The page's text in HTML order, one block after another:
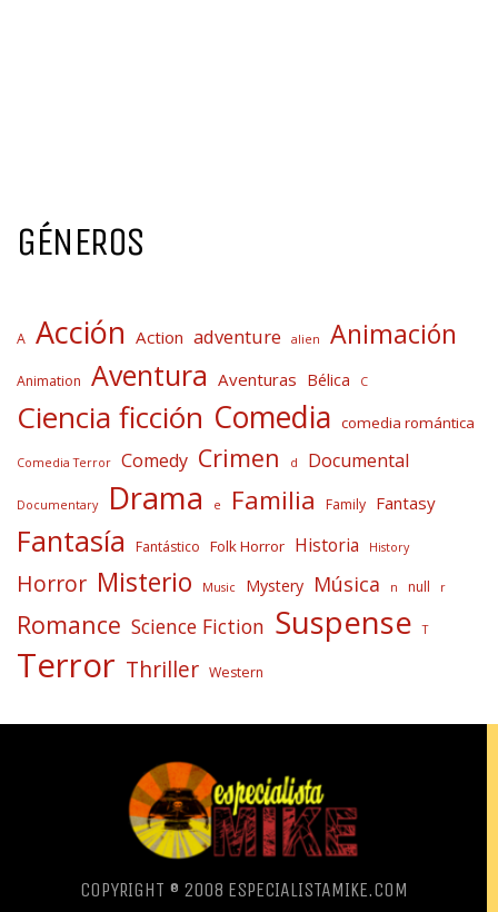
GÉNEROS
A Acción Action adventure alien Animación
Animation Aventura Aventuras Bélica C
Ciencia ficción Comedia comedia romántica
Comedia Terror Comedy Crimen d Documental
Documentary Drama e Familia Family Fantasy
Fantasía Fantástico Folk Horror Historia History
Horror Misterio Music Mystery Música n null r
Romance Science Fiction Suspense T
Terror Thriller Western
COPYRIGHT ® 2008 ESPECIALISTAMIKE.COM